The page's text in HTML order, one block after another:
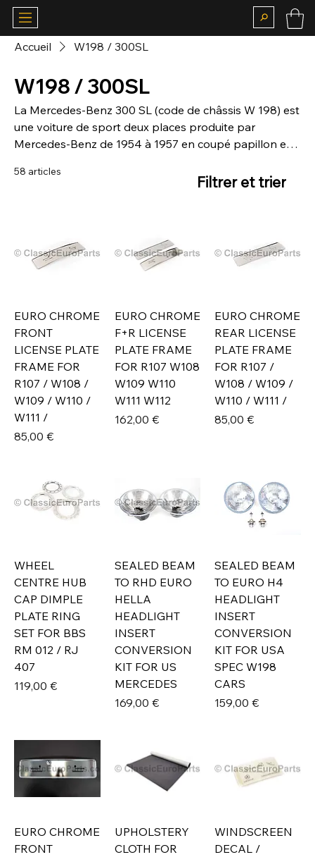
Accueil W198 / 300SL
W198 / 300SL
La Mercedes-Benz 300 SL (code de châssis W 198) est
une voiture de sport deux places produite par
Mercedes-Benz de 1954 à 1957 en coupé papillon et
origine dans la W194, la voiture de course de 1952, et
litres à arbre à cames en tête.
58 articles
Filtrer et trier
EURO CHROME
FRONT
LICENSE PLATE
FRAME FOR
R107 / W108 /
W109 / W110 /
W111 /
Prix
85,00 €
EURO CHROME
F+R LICENSE
PLATE FRAME
FOR R107 W108
W109 W110
W111 W112
Prix
162,00 €
EURO CHROME
REAR LICENSE
PLATE FRAME
FOR R107 /
W108 / W109 /
W110 / W111 /
Prix
85,00 €
WHEEL
CENTRE HUB
CAP DIMPLE
PLATE RING
SET FOR BBS
RM 012 / RJ
407
Prix
119,00 €
SEALED BEAM
TO RHD EURO
HELLA
HEADLIGHT
INSERT
CONVERSION
KIT FOR US
MERCEDES
Prix
169,00 €
SEALED BEAM
TO EURO H4
HEADLIGHT
INSERT
CONVERSION
KIT FOR USA
SPEC W198
CARS
Prix
159,00 €
EURO CHROME
FRONT
UPHOLSTERY
CLOTH FOR
WINDSCREEN
DECAL /